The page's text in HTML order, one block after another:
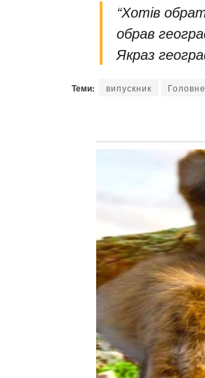
“Хотів
обрав
Якраз
Теми: випускник Головне